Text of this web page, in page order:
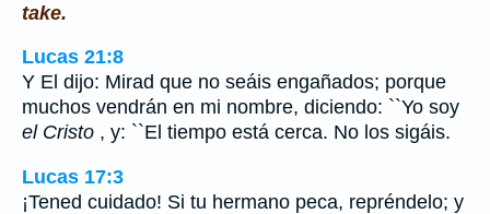
take.
Lucas 21:8
Y El dijo: Mirad que no seáis engañados; porque
muchos vendrán en mi nombre, diciendo: ``Yo soy
el Cristo , y: ``El tiempo está cerca. No los sigáis.
Lucas 17:3
¡Tened cuidado! Si tu hermano peca, repréndelo; y